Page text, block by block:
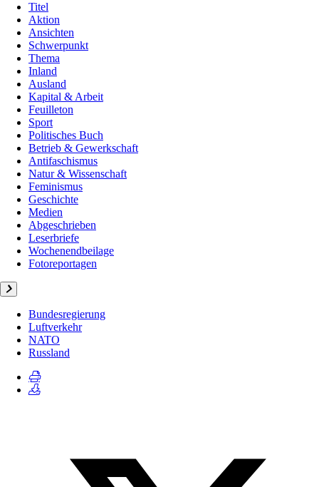
Titel
Aktion
Ansichten
Schwerpunkt
Thema
Inland
Ausland
Kapital & Arbeit
Feuilleton
Sport
Politisches Buch
Betrieb & Gewerkschaft
Antifaschismus
Natur & Wissenschaft
Feminismus
Geschichte
Medien
Abgeschrieben
Leserbriefe
Wochenendbeilage
Fotoreportagen
Bundesregierung
Luftverkehr
NATO
Russland